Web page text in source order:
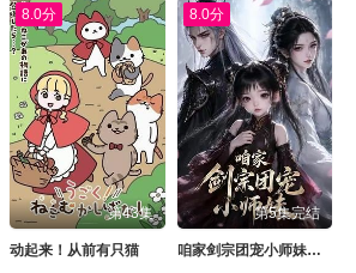
8.0分
第43集
动起来！从前有只猫
8.0分
第5集完结
咱家剑宗团宠小师妹第二季